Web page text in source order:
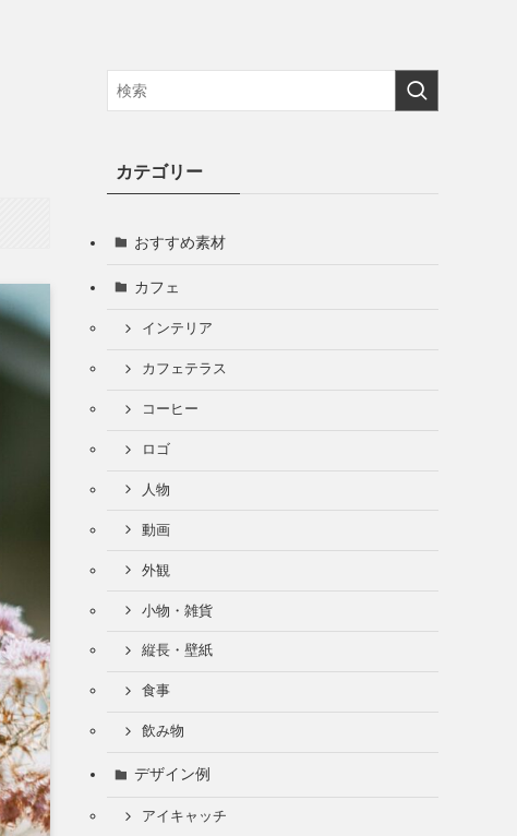
カテゴリー
おすすめ素材
カフェ
インテリア
カフェテラス
コーヒー
ロゴ
人物
動画
外観
小物・雑貨
縦長・壁紙
食事
飲み物
デザイン例
アイキャッチ